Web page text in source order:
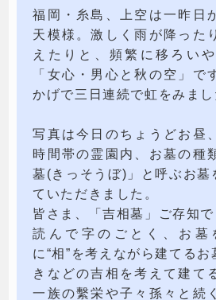
福岡・糸島、上空は一昨日
天模様。激しく雨が降った
えたりと、頻繁に移ろい
「女心・男心と秋の空」で
かげで三日連続で虹をみまし
写真は今日のちょうどお昼
時間帯の霊園内、お墓の種
墓(きっそうぼ)」と呼ぶお墓
ていただきました。
皆さま、「吉相墓」ご存知
読んで字のごとく、お墓
に“相”を考えながら建てる
きなどの吉相を考えて建て
一族の繫栄や子々孫々と続